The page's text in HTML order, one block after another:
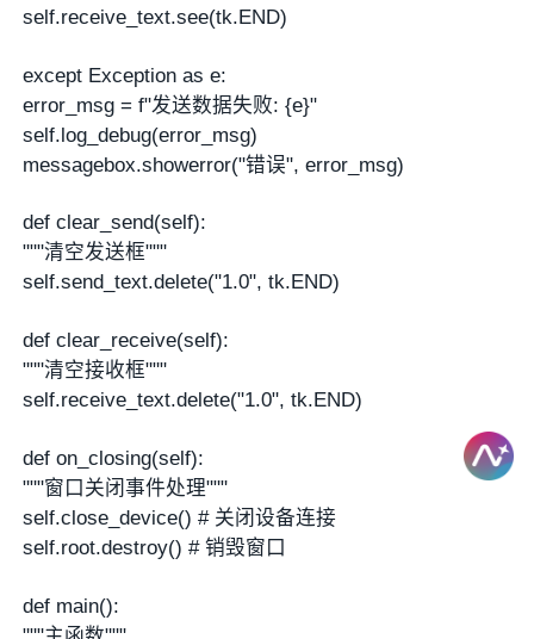
self.receive_text.see(tk.END)
except Exception as e:
error_msg = f"发送数据失败: {e}"
self.log_debug(error_msg)
messagebox.showerror("错误", error_msg)
def clear_send(self):
"""清空发送框"""
self.send_text.delete("1.0", tk.END)
def clear_receive(self):
"""清空接收框"""
self.receive_text.delete("1.0", tk.END)
def on_closing(self):
"""窗口关闭事件处理"""
self.close_device() # 关闭设备连接
self.root.destroy() # 销毁窗口
def main():